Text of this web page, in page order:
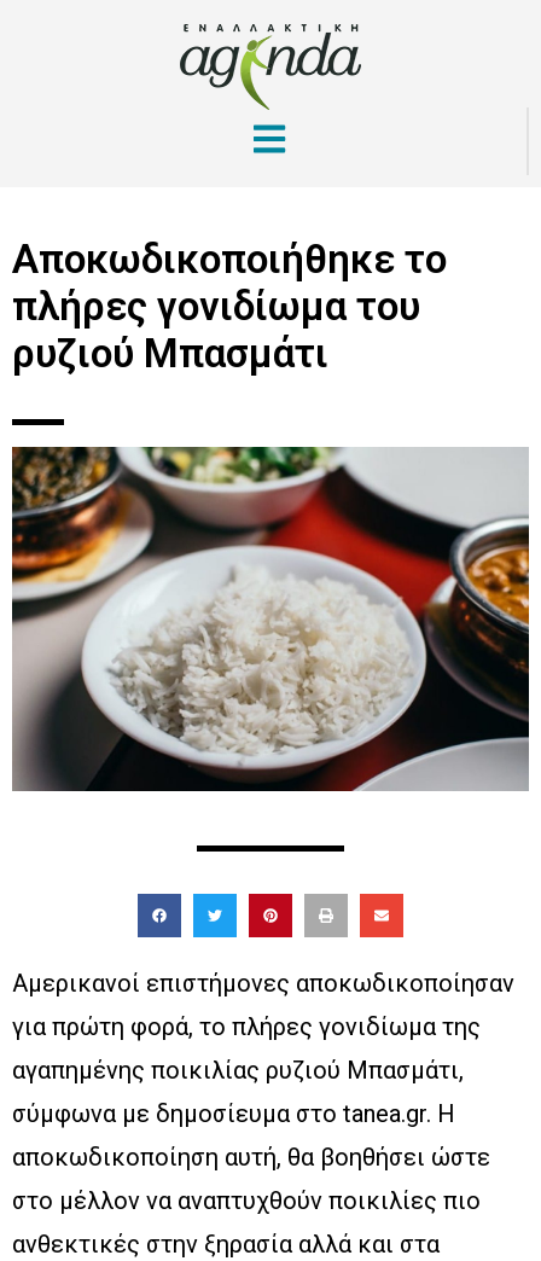
Αποκωδικοποιήθηκε το
πλήρες γονιδίωμα του
ρυζιού Μπασμάτι
Αμερικανοί επιστήμονες αποκωδικοποίησαν
για πρώτη φορά, το πλήρες γονιδίωμα της
αγαπημένης ποικιλίας ρυζιού Μπασμάτι,
σύμφωνα με δημοσίευμα στο tanea.gr. Η
αποκωδικοποίηση αυτή, θα βοηθήσει ώστε
στο μέλλον να αναπτυχθούν ποικιλίες πιο
ανθεκτικές στην ξηρασία αλλά και στα